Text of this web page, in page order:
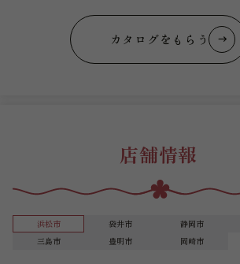
カタログをもらう
店舗情報
浜松市 袋井市 静岡市
三島市
豊明市 岡崎市